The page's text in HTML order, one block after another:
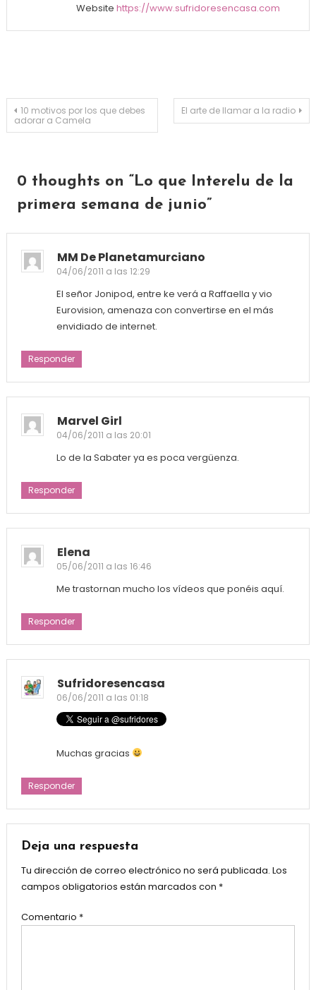
Website https://www.sufridoresencasa.com
Navegación de entradas
10 motivos por los que debes
adorar a Camela
El arte de llamar a la radio
0 thoughts on “Lo que Interelu de la
primera semana de junio”
MM De Planetamurciano
04/06/2011 a las 12:29
El señor Jonipod, entre ke verá a Raffaella y vio
Eurovision, amenaza con convertirse en el más
envidiado de internet.
Responder
Marvel Girl
04/06/2011 a las 20:01
Lo de la Sabater ya es poca vergüenza.
Responder
Elena
05/06/2011 a las 16:46
Me trastornan mucho los vídeos que ponéis aquí.
Responder
Sufridoresencasa
06/06/2011 a las 01:18
Muchas gracias
Responder
Deja una respuesta
Tu dirección de correo electrónico no será publicada. Los
campos obligatorios están marcados con *
Comentario *